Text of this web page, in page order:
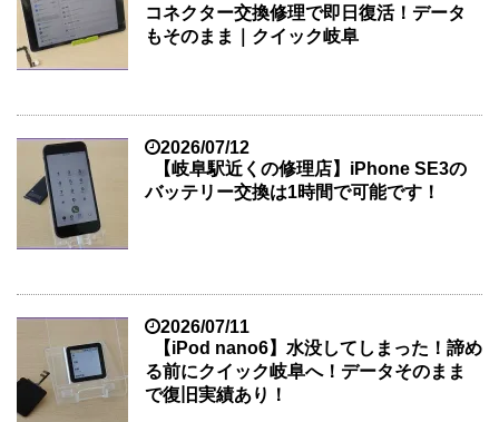
コネクター交換修理で即日復活！データ
もそのまま｜クイック岐阜
2026/07/12
【岐阜駅近くの修理店】iPhone SE3の
バッテリー交換は1時間で可能です！
2026/07/11
【iPod nano6】水没してしまった！諦め
る前にクイック岐阜へ！データそのまま
で復旧実績あり！